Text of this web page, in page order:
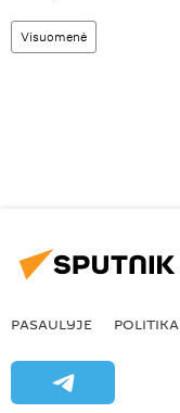
Visuomenė
PASAULYJE POLITIKA